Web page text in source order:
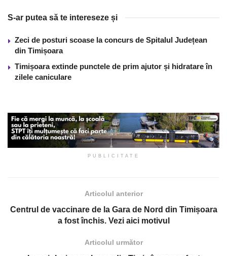
S-ar putea să te intereseze și
Zeci de posturi scoase la concurs de Spitalul Județean
din Timișoara
Timișoara extinde punctele de prim ajutor și hidratare în
zilele caniculare
PUBLICITATE
Articolul anterior
Centrul de vaccinare de la Gara de Nord din Timișoara
a fost închis. Vezi aici motivul
Articolul următor